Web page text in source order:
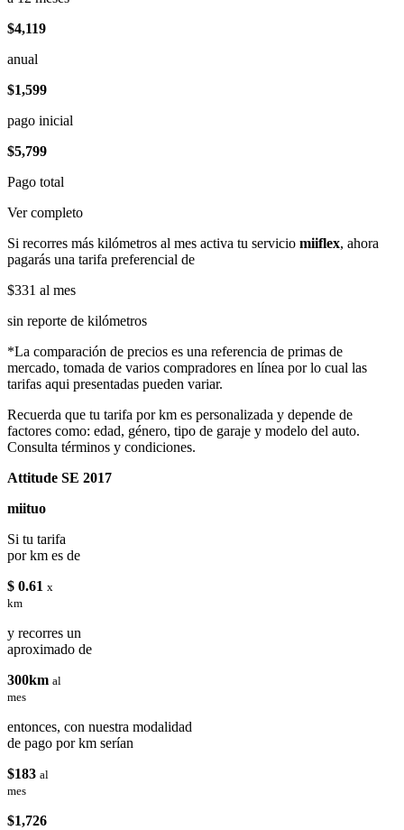
$4,119
anual
$1,599
pago inicial
$5,799
Pago total
Ver completo
Si recorres más kilómetros al mes activa tu servicio miiflex, ahora
pagarás una tarifa preferencial de
$331 al mes
sin reporte de kilómetros
*La comparación de precios es una referencia de primas de
mercado, tomada de varios compradores en línea por lo cual las
tarifas aqui presentadas pueden variar.
Recuerda que tu tarifa por km es personalizada y depende de
factores como: edad, género, tipo de garaje y modelo del auto.
Consulta términos y condiciones.
Attitude SE 2017
miituo
Si tu tarifa
por km es de
$ 0.61 x
km
y recorres un
aproximado de
300km al
mes
entonces, con nuestra modalidad
de pago por km serían
$183 al
mes
$1,726